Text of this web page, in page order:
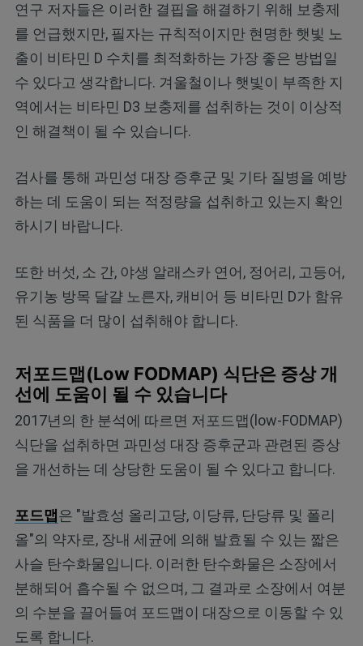
연구 저자들은 이러한 결핍을 해결하기 위해 보충제
를 언급했지만, 필자는 규칙적이지만 현명한 햇빛 노
출이 비타민 D 수치를 최적화하는 가장 좋은 방법일
수 있다고 생각합니다. 겨울철이나 햇빛이 부족한 지
역에서는 비타민 D3 보충제를 섭취하는 것이 이상적
인 해결책이 될 수 있습니다.
검사를 통해 과민성 대장 증후군 및 기타 질병을 예방
하는 데 도움이 되는 적정량을 섭취하고 있는지 확인
하시기 바랍니다.
또한 버섯, 소 간, 야생 알래스카 연어, 정어리, 고등어,
유기농 방목 달걀 노른자, 캐비어 등 비타민 D가 함유
된 식품을 더 많이 섭취해야 합니다.
저포드맵(Low FODMAP) 식단은 증상 개
선에 도움이 될 수 있습니다
2017년의 한 분석에 따르면 저포드맵(low-FODMAP)
식단을 섭취하면 과민성 대장 증후군과 관련된 증상
을 개선하는 데 상당한 도움이 될 수 있다고 합니다.
포드맵은 "발효성 올리고당, 이당류, 단당류 및 폴리
올"의 약자로, 장내 세균에 의해 발효될 수 있는 짧은
사슬 탄수화물입니다. 이러한 탄수화물은 소장에서
분해되어 흡수될 수 없으며, 그 결과로 소장에서 여분
의 수분을 끌어들여 포드맵이 대장으로 이동할 수 있
도록 합니다.